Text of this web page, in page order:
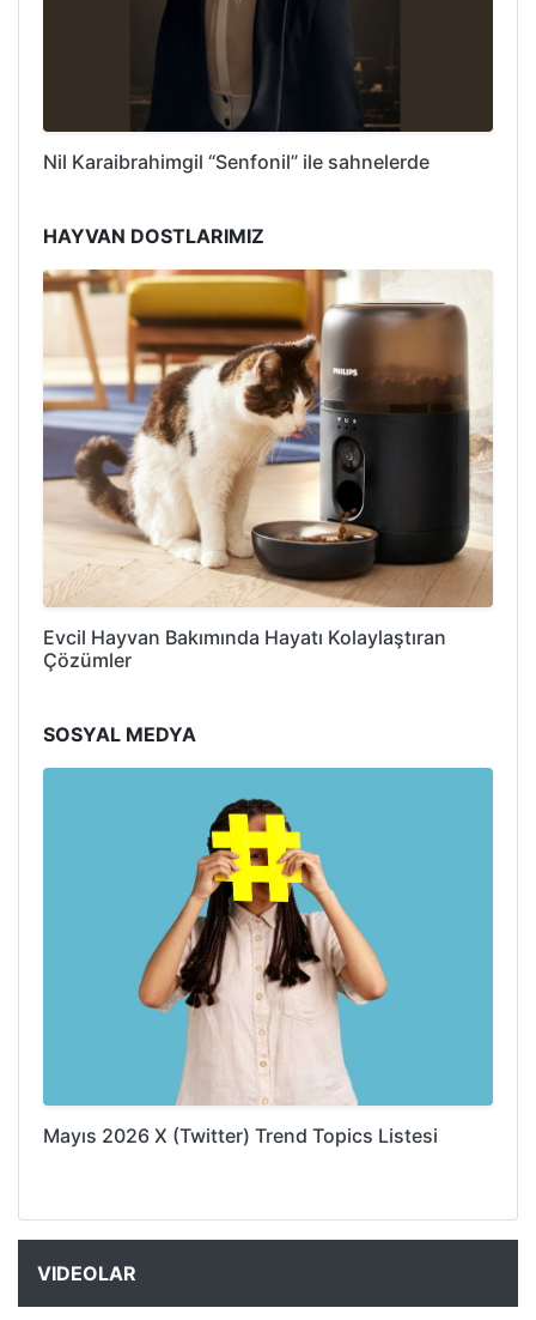
Nil Karaibrahimgil “Senfonil” ile sahnelerde
HAYVAN DOSTLARIMIZ
Evcil Hayvan Bakımında Hayatı Kolaylaştıran
Çözümler
SOSYAL MEDYA
Mayıs 2026 X (Twitter) Trend Topics Listesi
VIDEOLAR